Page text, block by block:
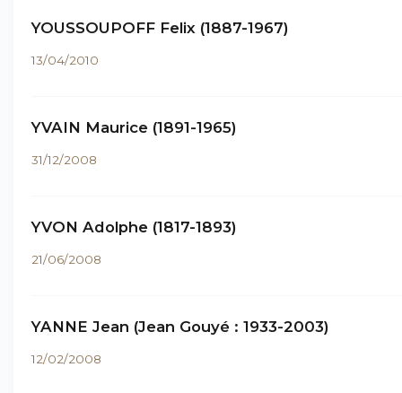
YOUSSOUPOFF Felix (1887-1967)
13/04/2010
YVAIN Maurice (1891-1965)
31/12/2008
YVON Adolphe (1817-1893)
21/06/2008
YANNE Jean (Jean Gouyé : 1933-2003)
12/02/2008